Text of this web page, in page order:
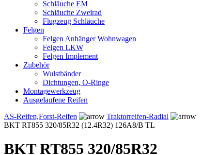
Schläuche EM
Schläuche Zweirad
Flugzeug Schläuche
Felgen
Felgen Anhänger Wohnwagen
Felgen LKW
Felgen Implement
Zubehör
Wulstbänder
Dichtungen, O-Ringe
Montagewerkzeug
Ausgelaufene Reifen
AS-Reifen,Forst-Reifen
Traktorreifen-Radial
BKT RT855 320/85R32 (12.4R32) 126A8/B TL
BKT RT855 320/85R32